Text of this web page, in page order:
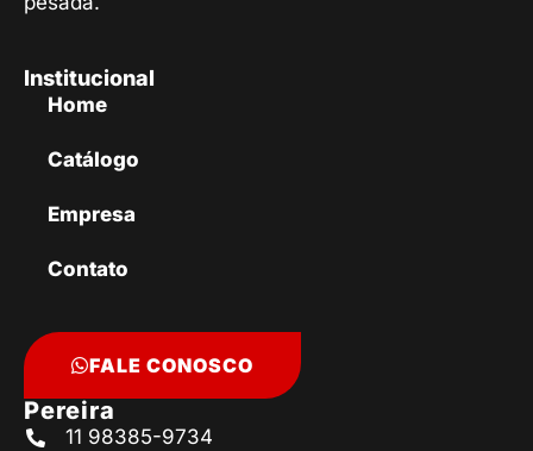
Institucional
Home
Catálogo
Empresa
Contato
FALE CONOSCO
Pereira
11 98385-9734